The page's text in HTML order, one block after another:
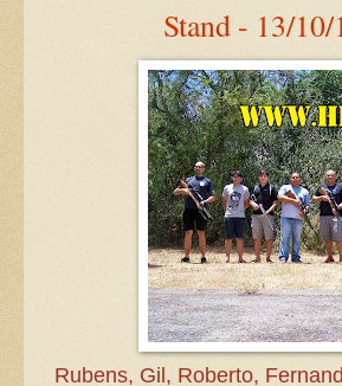
Stand - 13/
Rubens, Gil, Roberto,